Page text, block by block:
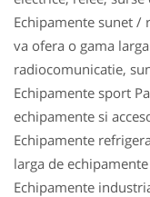
Echipamente sunet
va ofera o gama
radiocomunicatie,
Echipamente sport
echipamente si
Echipamente
larga de
Echipamente